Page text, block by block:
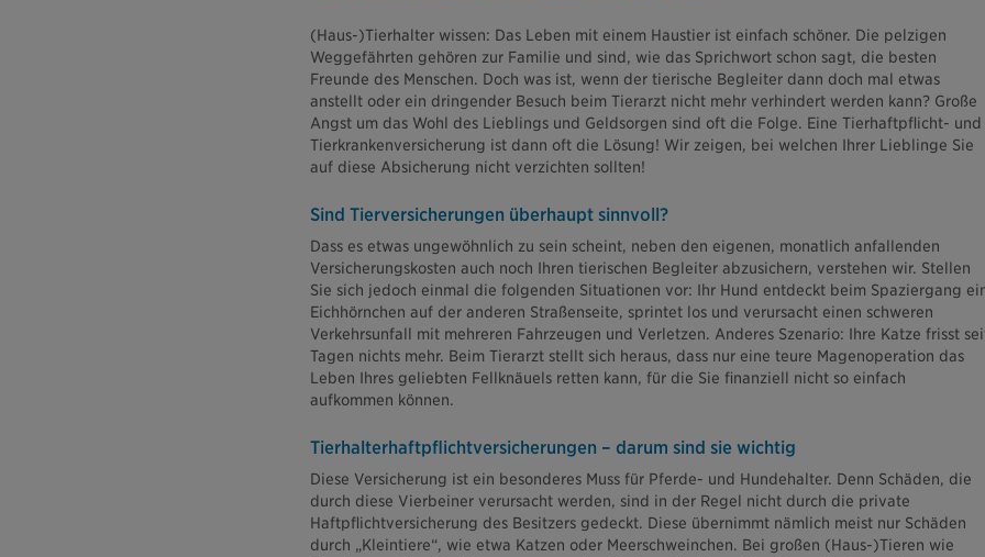
(Haus-)Tierhalter wissen: Das Leben mit einem Haustier ist einfach schöner. Die pelzigen
Weggefährten gehören zur Familie und sind, wie das Sprichwort schon sagt, die besten
Freunde des Menschen. Doch was ist, wenn der tierische Begleiter dann doch mal etwas
anstellt oder ein dringender Besuch beim Tierarzt nicht mehr verhindert werden kann? Große
Angst um das Wohl des Lieblings und Geldsorgen sind oft die Folge. Eine Tierhaftpflicht- und
Tierkrankenversicherung ist dann oft die Lösung! Wir zeigen, bei welchen Ihrer Lieblinge Sie
auf diese Absicherung nicht verzichten sollten!
Sind Tierversicherungen überhaupt sinnvoll?
Dass es etwas ungewöhnlich zu sein scheint, neben den eigenen, monatlich anfallenden
Versicherungskosten auch noch Ihren tierischen Begleiter abzusichern, verstehen wir. Stellen
Sie sich jedoch einmal die folgenden Situationen vor: Ihr Hund entdeckt beim Spaziergang
Eichhörnchen auf der anderen Straßenseite, sprintet los und verursacht einen schweren
Verkehrsunfall mit mehreren Fahrzeugen und Verletzen. Anderes Szenario: Ihre Katze frisst
Tagen nichts mehr. Beim Tierarzt stellt sich heraus, dass nur eine teure Magenoperation das
Leben Ihres geliebten Fellknäuels retten kann, für die Sie finanziell nicht so einfach
aufkommen können.
Tierhalterhaftpflichtversicherungen – darum sind sie wichtig
Diese Versicherung ist ein besonderes Muss für Pferde- und Hundehalter. Denn Schäden, die
durch diese Vierbeiner verursacht werden, sind in der Regel nicht durch die private
Haftpflichtversicherung des Besitzers gedeckt. Diese übernimmt nämlich meist nur Schäden
durch „Kleintiere“, wie etwa Katzen oder Meerschweinchen. Bei großen (Haus-)Tieren wie